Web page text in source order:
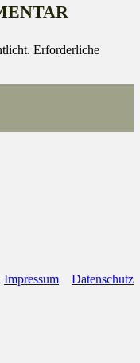
Erforderliche
Impressum Datenschutz